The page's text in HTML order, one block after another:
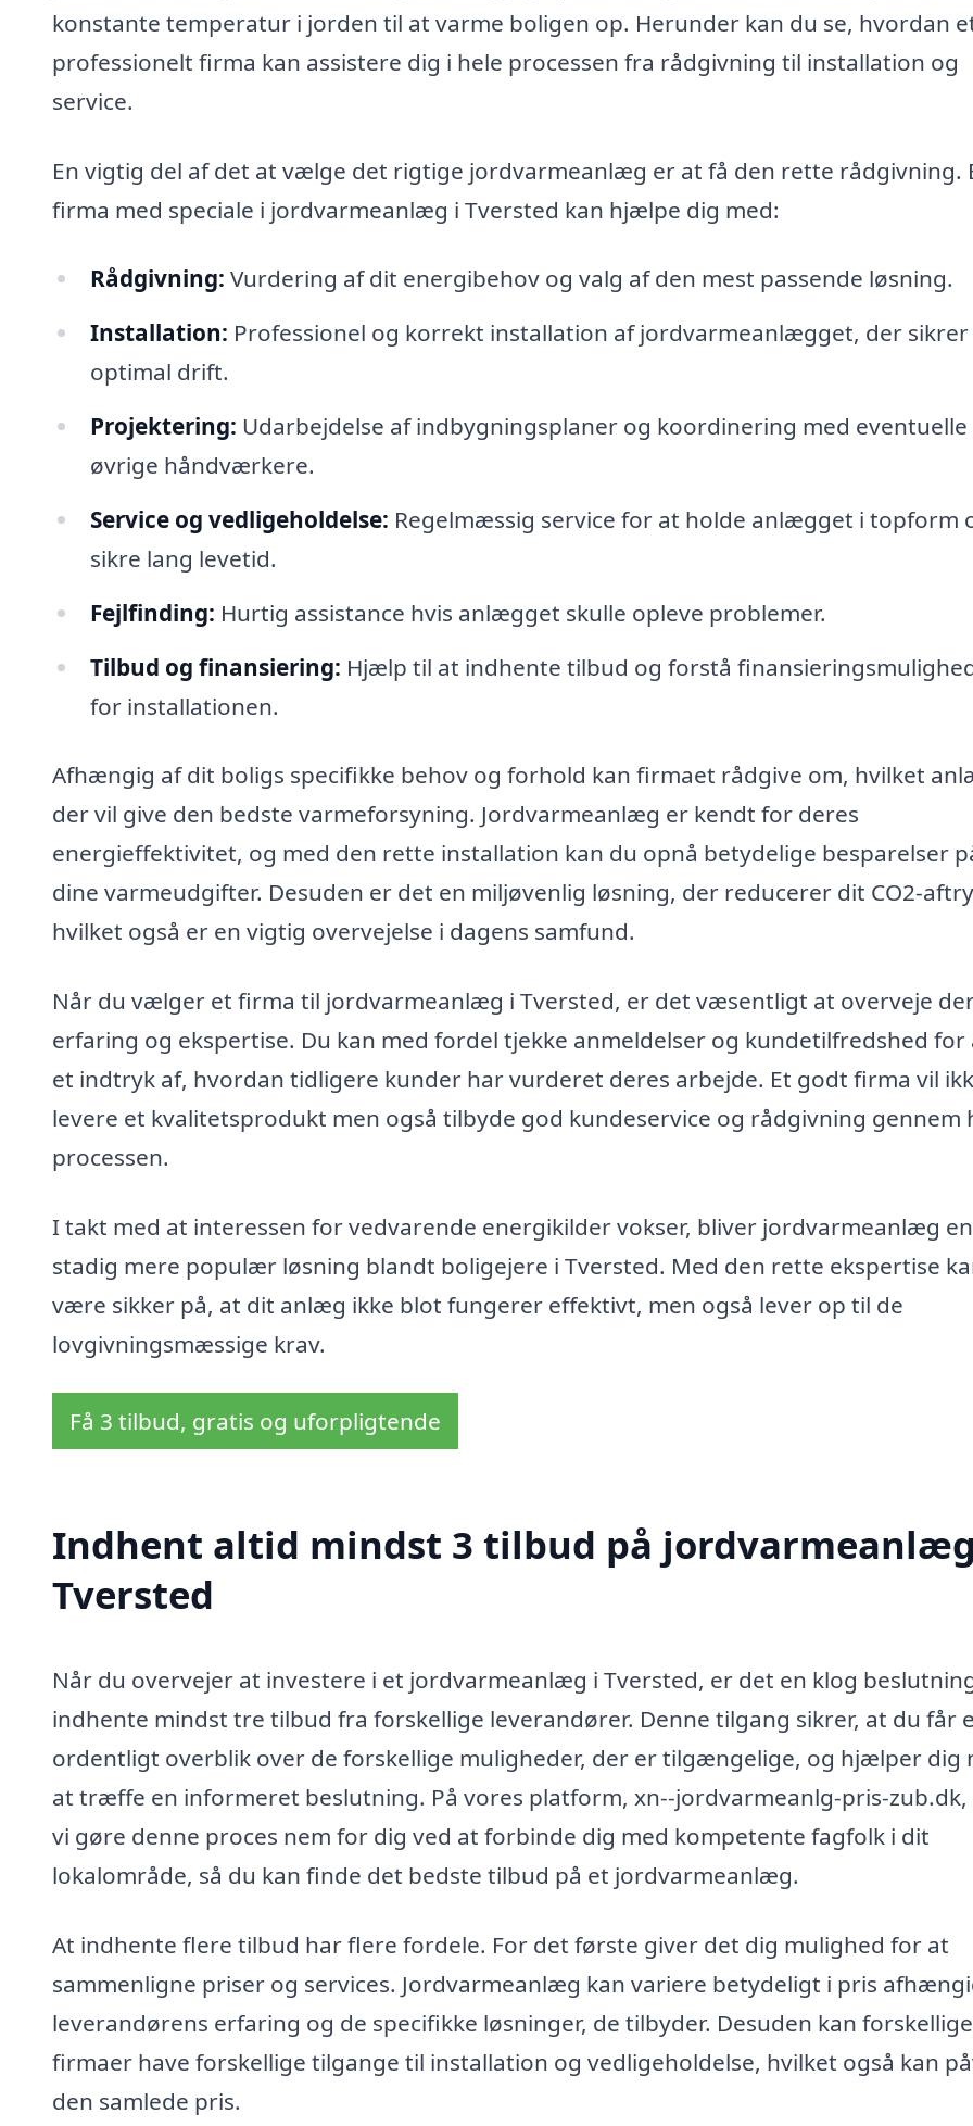
konstante temperatur i jorden til at varme boligen op. Herunder kan du se, hvordan
professionelt firma kan assistere dig i hele processen fra rådgivning til installation og
service.
En vigtig del af det at vælge det rigtige jordvarmeanlæg er at få den rette rådgivning.
firma med speciale i jordvarmeanlæg i Tversted kan hjælpe dig med:
Rådgivning: Vurdering af dit energibehov og valg af den mest passende løsning.
Installation: Professionel og korrekt installation af jordvarmeanlægget, der sikrer
optimal drift.
Projektering: Udarbejdelse af indbygningsplaner og koordinering med eventuelle
øvrige håndværkere.
Service og vedligeholdelse: Regelmæssig service for at holde anlægget i topform
sikre lang levetid.
Fejlfinding: Hurtig assistance hvis anlægget skulle opleve problemer.
Tilbud og finansiering: Hjælp til at indhente tilbud og forstå
for installationen.
Afhængig af dit boligs specifikke behov og forhold kan firmaet rådgive om, hvilket
der vil give den bedste varmeforsyning. Jordvarmeanlæg er kendt for deres
energieffektivitet, og med den rette installation kan du opnå betydelige besparelser
dine varmeudgifter. Desuden er det en miljøvenlig løsning, der reducerer dit CO2-
hvilket også er en vigtig overvejelse i dagens samfund.
Når du vælger et firma til jordvarmeanlæg i Tversted, er det væsentligt at overveje
erfaring og ekspertise. Du kan med fordel tjekke anmeldelser og kundetilfredshed for
et indtryk af, hvordan tidligere kunder har vurderet deres arbejde. Et godt firma vil
levere et kvalitetsprodukt men også tilbyde god kundeservice og rådgivning gennem
processen.
I takt med at interessen for vedvarende energikilder vokser, bliver jordvarmeanlæg en
stadig mere populær løsning blandt boligejere i Tversted. Med den rette ekspertise
være sikker på, at dit anlæg ikke blot fungerer effektivt, men også lever op til de
lovgivningsmæssige krav.
Få 3 tilbud, gratis og uforpligtende
Indhent altid mindst 3 tilbud på
Tversted
Når du overvejer at investere i et jordvarmeanlæg i Tversted, er det en klog
indhente mindst tre tilbud fra forskellige leverandører. Denne tilgang sikrer, at du får
ordentligt overblik over de forskellige muligheder, der er tilgængelige, og hjælper dig
at træffe en informeret beslutning. På vores platform, xn--jordvarmeanlg-pris-zub.dk,
vi gøre denne proces nem for dig ved at forbinde dig med kompetente fagfolk i dit
lokalområde, så du kan finde det bedste tilbud på et jordvarmeanlæg.
At indhente flere tilbud har flere fordele. For det første giver det dig mulighed for at
sammenligne priser og services. Jordvarmeanlæg kan variere betydeligt i pris
leverandørens erfaring og de specifikke løsninger, de tilbyder. Desuden kan forskellige
firmaer have forskellige tilgange til installation og vedligeholdelse, hvilket også kan
den samlede pris.